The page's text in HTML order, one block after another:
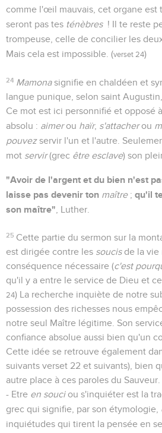
comme l'œil mauvais, cet organe est
seront pas tes ténèbres ! Il te reste
trompeuse, celle de concilier les
Mais cela est impossible. (verset 24)
24 Mamonasignifie en chaldéen et
langue punique, selon saint
Ce mot est ici personnifié et opposé
absolu : aimerou haïr, s'attacherou
pouvezservir l'un et l'autre.
mot servir(grec être esclave) son
"Avoir de l'argent et du bien n'est
laisse pas devenir ton maître; qu'il
son maître" , Luther.
25 Cette partie du sermon sur la
est dirigée contre les soucisde la vie
conséquence nécessaire (c'est
qu'il y a entre le service de Dieu et
24) La recherche inquiète de notre
possession des richesses nous
notre seul Maître légitime. Son
confiance absolue aussi bien qu'un
Cette idée se retrouve également
suivants verset 22 et suivants), bien
autre place à ces paroles du Sauveur.
- Etre en souciou s'inquiéter est la
grec qui signifie, par son étymologie,
inquiétudes qui tirent la pensée en